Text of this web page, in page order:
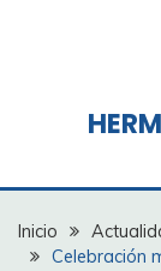
Inicio
Celebración